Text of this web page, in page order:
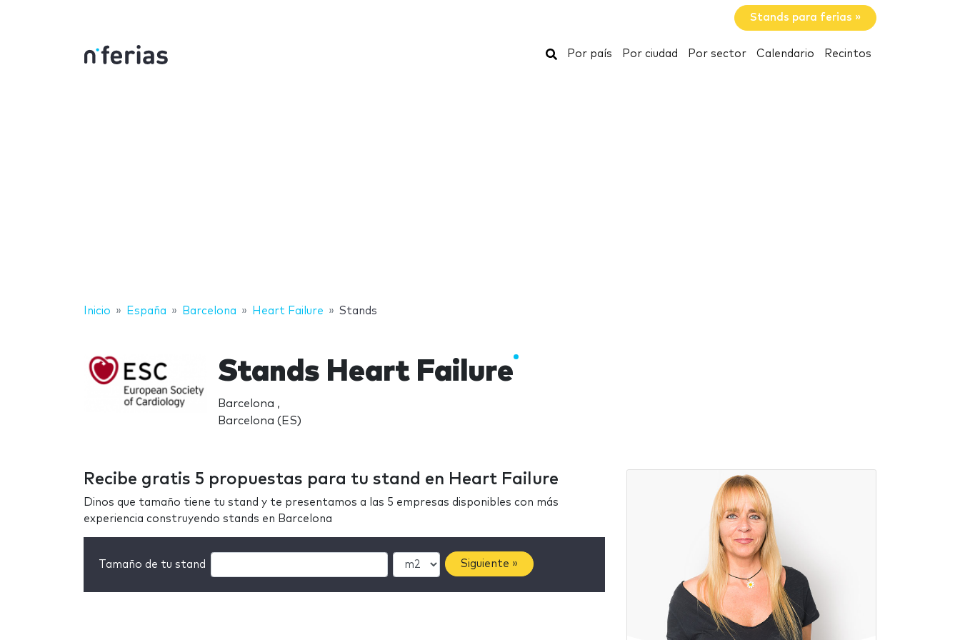
Stands para ferias »
Buscar
Por país Por ciudad Por sector Calendario Recintos
Inicio España Barcelona Heart Failure Stands
Stands Heart Failure
Barcelona ,
Barcelona (ES)
Recibe gratis 5 propuestas para tu stand en Heart Failure
Dinos que tamaño tiene tu stand y te presentamos a las 5 empresas disponibles con más
experiencia construyendo stands en Barcelona
Tamaño de tu stand Siguiente »